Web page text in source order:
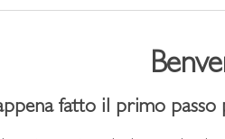
fatto il primo passo